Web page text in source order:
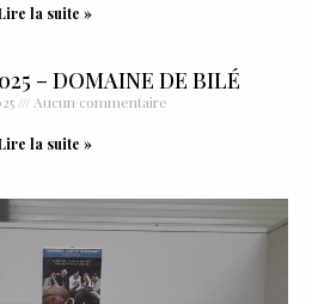
la suite »
– DOMAINE DE BILÉ
Aucun commentaire
la suite »